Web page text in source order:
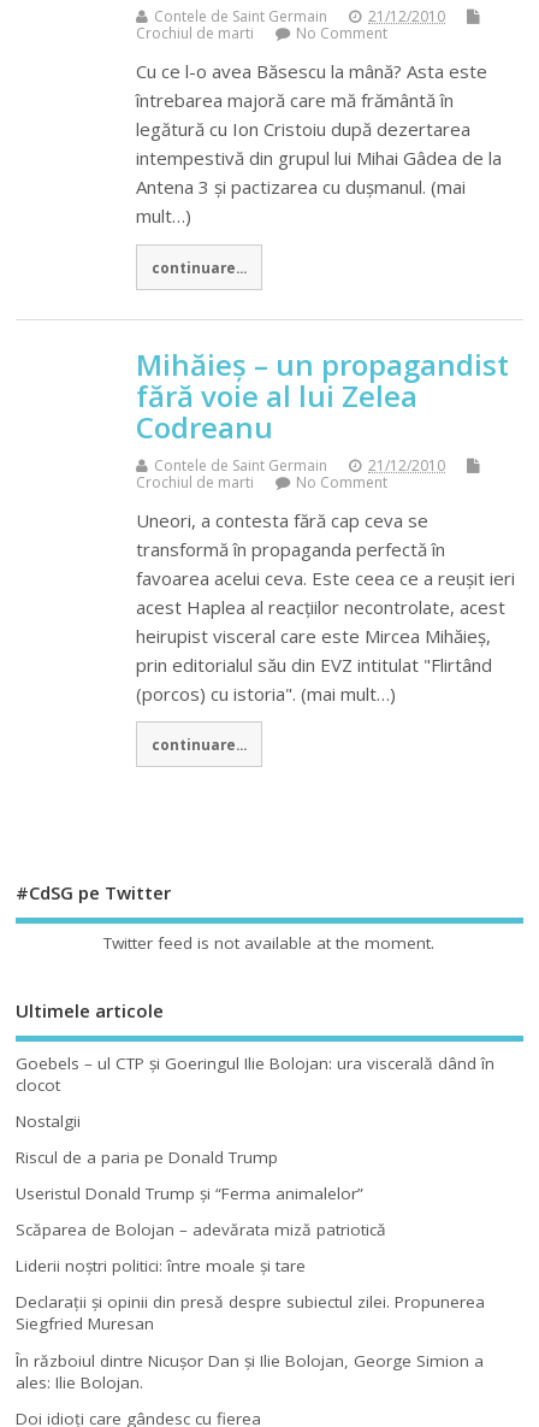
Contele de Saint Germain
21/12/2010
Crochiul de marti
No Comment
Cu ce l-o avea Băsescu la mână? Asta este
întrebarea majoră care mă frământă în
legătură cu Ion Cristoiu după dezertarea
intempestivă din grupul lui Mihai Gâdea de la
Antena 3 și pactizarea cu dușmanul. (mai
mult…)
continuare...
Mihăieș – un propagandist
fără voie al lui Zelea
Codreanu
Contele de Saint Germain
21/12/2010
Crochiul de marti
No Comment
Uneori, a contesta fără cap ceva se
transformă în propaganda perfectă în
favoarea acelui ceva. Este ceea ce a reușit ieri
acest Haplea al reacțiilor necontrolate, acest
heirupist visceral care este Mircea Mihăieș,
prin editorialul său din EVZ intitulat "Flirtând
(porcos) cu istoria". (mai mult…)
continuare...
#CdSG pe Twitter
Twitter feed is not available at the moment.
Ultimele articole
Goebels – ul CTP şi Goeringul Ilie Bolojan: ura viscerală dând în
clocot
Nostalgii
Riscul de a paria pe Donald Trump
Useristul Donald Trump şi “Ferma animalelor”
Scăparea de Bolojan – adevărata miză patriotică
Liderii noştri politici: între moale şi tare
Declaraţii şi opinii din presă despre subiectul zilei. Propunerea
Siegfried Muresan
În războiul dintre Nicuşor Dan şi Ilie Bolojan, George Simion a
ales: Ilie Bolojan.
Doi idioţi care gândesc cu fierea